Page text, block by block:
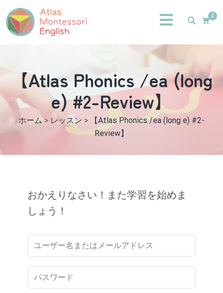
0
【Atlas Phonics /ea (long
e) #2-Review】
ホーム> レッスン >
【Atlas Phonics /ea (long e) #2-
Review】
おかえりなさい！また学習を始めま
しょう！